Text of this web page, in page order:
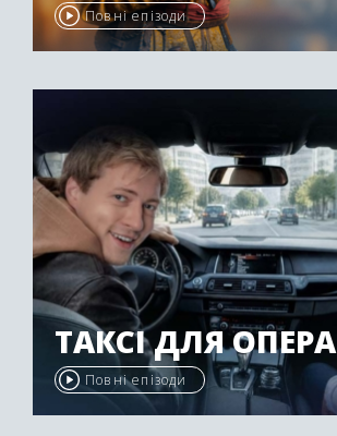
Повні епізоди
ТАКСІ ДЛЯ ОПЕРА
Повні епізоди